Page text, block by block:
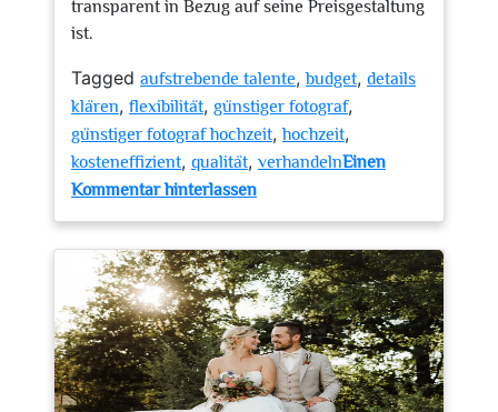
transparent in Bezug auf seine Preisgestaltung
ist.
Tagged aufstrebende talente,budget, details
klären, flexibilität, günstiger fotograf,
günstiger fotograf hochzeit,hochzeit,
kosteneffizient, qualität, verhandelnEinen
Kommentar hinterlassenzu
Auswahl
eines
günstigen
Fotografen
für
Ihre